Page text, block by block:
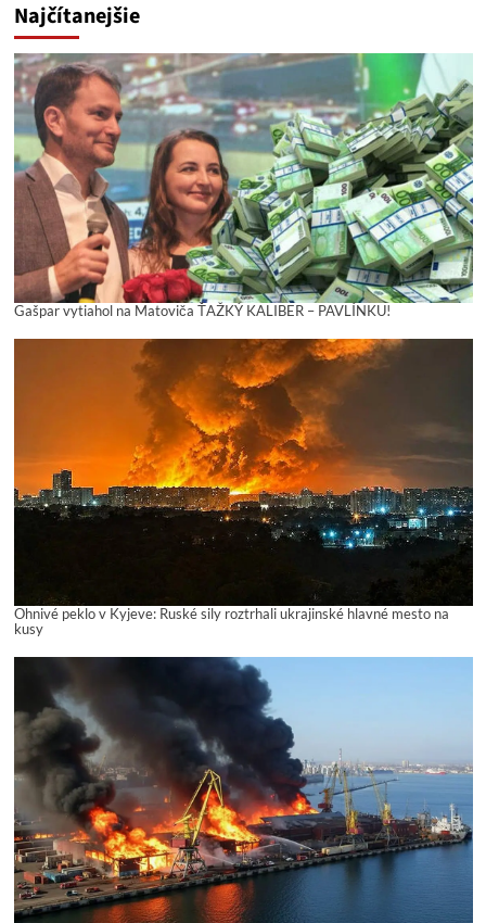
Najčítanejšie
Gašpar vytiahol na Matoviča ŤAŽKÝ KALIBER – PAVLÍNKU!
Ohnivé peklo v Kyjeve: Ruské sily roztrhali ukrajinské hlavné mesto na
kusy